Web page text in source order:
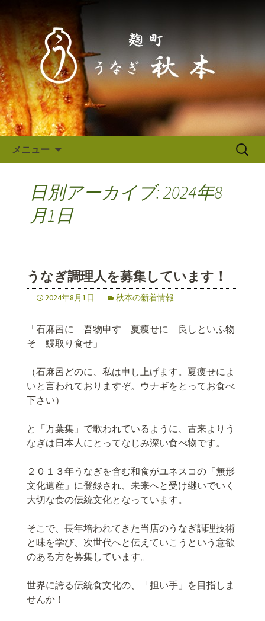
東京（麹町／半蔵門） うなぎ
秋本からのお知らせ
東京（麹町／半蔵門） うなぎ秋本か
らのお知らせ
メニュー
検
日別アーカイブ: 2024年8
月1日
うなぎ調理人を募集しています！
2024年8月1日 秋本の新着情報
「石麻呂に 吾物申す 夏痩せに 良しといふ物
そ 鰻取り食せ」
（石麻呂どのに、私は申し上げます。夏痩せによ
いと言われておりますぞ。ウナギをとってお食べ
下さい）
と「万葉集」で歌われているように、古来よりう
なぎは日本人にとってなじみ深い食べ物です。
２０１３年うなぎを含む和食がユネスコの「無形
文化遺産」に登録され、未来へと受け継いでいく
大切な食の伝統文化となっています。
そこで、長年培われてきた当店のうなぎ調理技術
と味を学び、次世代へと伝えていこうという意欲
のある方を募集しています。
世界に誇る伝統食文化の、「担い手」を目指しま
せんか！